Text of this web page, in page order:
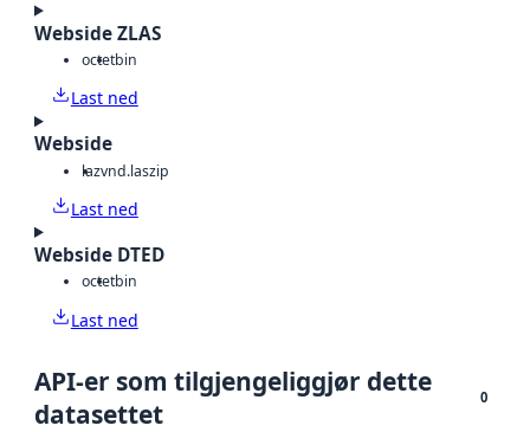
Webside ZLAS
octetbin
Last ned
Webside
lazvnd.laszip
Last ned
Webside DTED
octetbin
Last ned
API-er som tilgjengeliggjør dette
datasettet
0